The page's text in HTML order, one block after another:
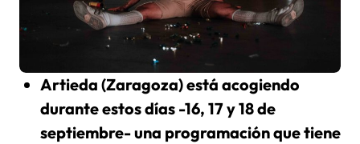
Artieda (Zaragoza) está acogiendo
durante estos días -16, 17 y 18 de
septiembre- una programación que tiene